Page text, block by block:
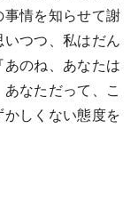
情を知らせて謝
つつ、私はだん
のね、あなたは
なただって、こ
しくない態度を